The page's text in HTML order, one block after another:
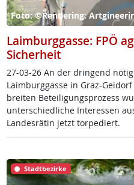
Foto: ©Rendering:
Laimburggasse: FPÖ
Sicherheit
27-03-26 An der drin­gend
Laim­burg­gas­se in Graz-
brei­ten Be­tei­li­gung­s­pro­zess
un­ter­schied­li­che In­ter­es­sen
Lan­des­rä­tin jetzt tor­pe­diert.
Stadtbezirke